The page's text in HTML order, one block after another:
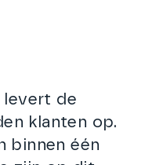
levert de
klanten op.
binnen één